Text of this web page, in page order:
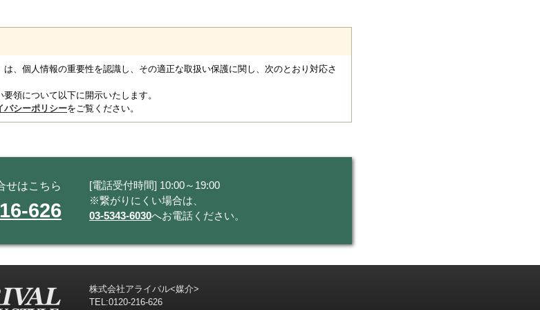
、個人情報の重要性を認識し、その適正な取扱い保護に関し、次のとおり対応さ
領について以下に開示いたします。
バシーポリシーをご覧ください。
せはこちら
626
[電話受付時間] 10:00～19:00
※繋がりにくい場合は、
03-5343-6030へお電話ください。
株式会社アライバル<媒介>
TEL:0120-216-626